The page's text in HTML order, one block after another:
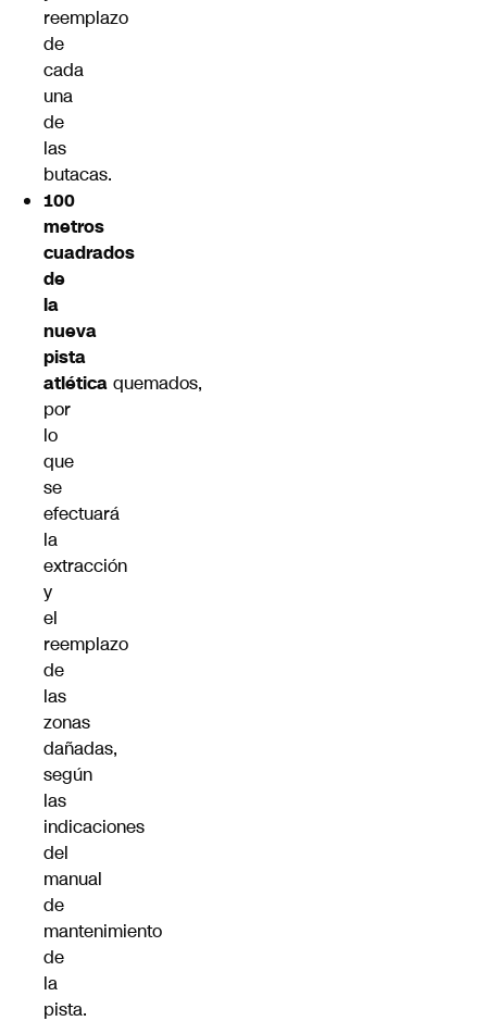
reemplazo
de
cada
una
de
las
butacas.
100
metros
cuadrados
de
la
nueva
pista
atlética quemados,
por
lo
que
se
efectuará
la
extracción
y
el
reemplazo
de
las
zonas
dañadas,
según
las
indicaciones
del
manual
de
mantenimiento
de
la
pista.